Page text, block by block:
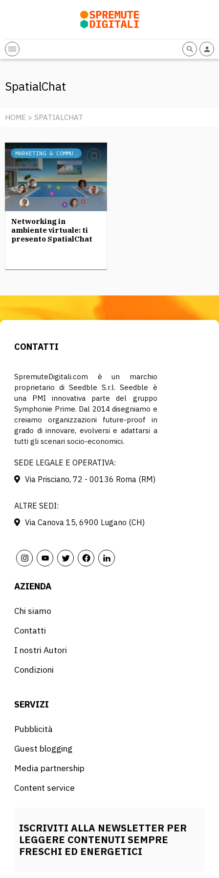
SpatialChat
HOME > SPATIALCHAT
MARKETING & COMMUNICATION
Networking in
ambiente virtuale: ti
presento SpatialChat
CONTATTI
SpremuteDigitali.com è un marchio
proprietario di Seedble S.r.l. Seedble è
una PMI innovativa parte del gruppo
Symphonie Prime. Dal 2014 disegniamo e
creiamo organizzazioni future-proof in
grado di innovare, evolversi e adattarsi a
tutti gli scenari socio-economici.
SEDE LEGALE E OPERATIVA:
Via Prisciano, 72 - 00136 Roma (RM)
ALTRE SEDI:
Via Canova 15, 6900 Lugano (CH)
AZIENDA
Chi siamo
Contatti
I nostri Autori
Condizioni
SERVIZI
Pubblicità
Guest blogging
Media partnership
Content service
ISCRIVITI ALLA NEWSLETTER PER
LEGGERE CONTENUTI SEMPRE
FRESCHI ED ENERGETICI